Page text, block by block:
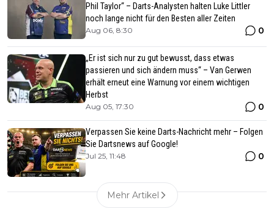
Phil Taylor“ – Darts-Analysten halten Luke Littler
noch lange nicht für den Besten aller Zeiten
Aug 06, 8:30 0
„Er ist sich nur zu gut bewusst, dass etwas
passieren und sich ändern muss“ – Van Gerwen
erhält erneut eine Warnung vor einem wichtigen
Herbst
Aug 05, 17:30 0
Verpassen Sie keine Darts-Nachricht mehr – Folgen
Sie Dartsnews auf Google!
Jul 25, 11:48 0
Mehr Artikel